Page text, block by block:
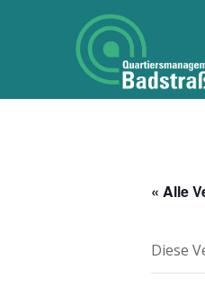
« Alle
Diese